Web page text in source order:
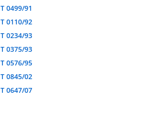
T 0499/91
T 0110/92
T 0234/93
T 0375/93
T 0576/95
T 0845/02
T 0647/07